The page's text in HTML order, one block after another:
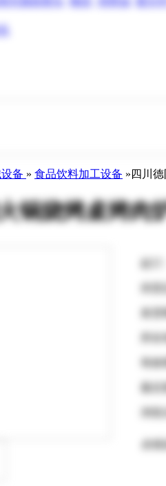
备 » 食品饮料加工设备 »四川
锅烧烤桌烤肉